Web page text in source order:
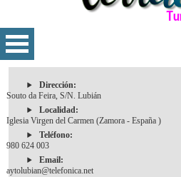
Dirección:
Souto da Feira, S/N. Lubián
Localidad:
Iglesia Virgen del Carmen (Zamora - España )
Teléfono:
980 624 003
Email:
aytolubian@telefonica.net